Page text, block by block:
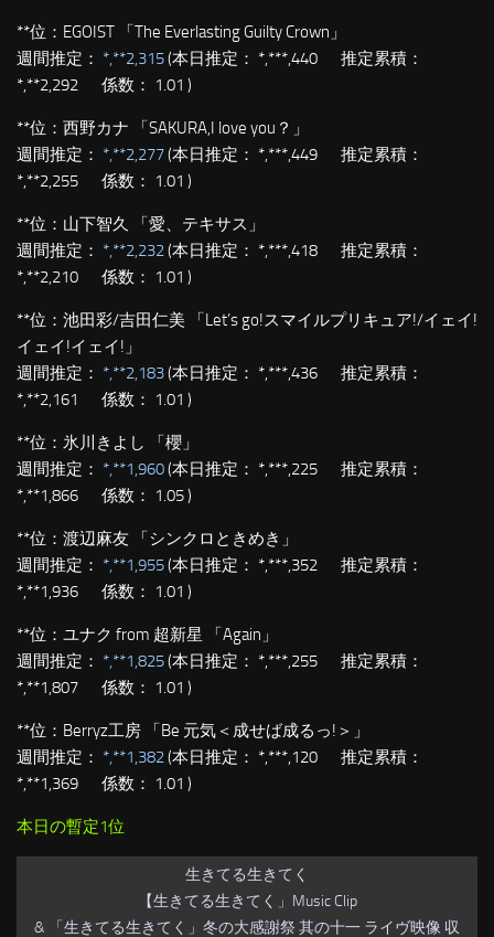
**位： EGOIST 「The Everlasting Guilty Crown」
週間推定： *,**2,315(本日推定： *,***,440 推定累積：
*,**2,292 係数： 1.01 )
**位： 西野カナ 「SAKURA,I love you？」
週間推定： *,**2,277(本日推定： *,***,449 推定累積：
*,**2,255 係数： 1.01 )
**位： 山下智久 「愛、テキサス」
週間推定： *,**2,232(本日推定： *,***,418 推定累積：
*,**2,210 係数： 1.01 )
**位： 池田彩/吉田仁美 「Let’s go!スマイルプリキュア!/イェイ!
イェイ!イェイ!」
週間推定： *,**2,183(本日推定： *,***,436 推定累積：
*,**2,161 係数： 1.01 )
**位： 氷川きよし 「櫻」
週間推定： *,**1,960(本日推定： *,***,225 推定累積：
*,**1,866 係数： 1.05 )
**位： 渡辺麻友 「シンクロときめき」
週間推定： *,**1,955(本日推定： *,***,352 推定累積：
*,**1,936 係数： 1.01 )
**位： ユナク from 超新星 「Again」
週間推定： *,**1,825(本日推定： *,***,255 推定累積：
*,**1,807 係数： 1.01 )
**位： Berryz工房 「Be 元気＜成せば成るっ!＞」
週間推定： *,**1,382(本日推定： *,***,120 推定累積：
*,**1,369 係数： 1.01 )
本日の暫定1位
生きてる生きてく
【生きてる生きてく」Music Clip
& 「生きてる生きてく」冬の大感謝祭 其の十一 ライヴ映像 収